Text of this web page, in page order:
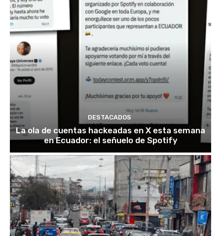
DESTACADOS
La ola de cuentas hackeadas en X esta semana
en Ecuador: el señuelo de Spotify